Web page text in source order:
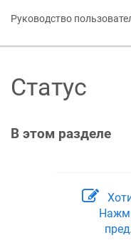
Руководство
Статус
В этом разделе